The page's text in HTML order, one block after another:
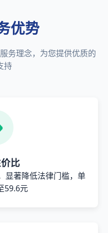
优势
务理念，为您提供优质的
持
比
显著降低法律门槛，单
59.6元